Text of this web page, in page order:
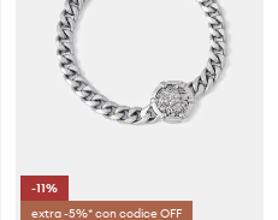
-11%
extra -5%* con codice OFF